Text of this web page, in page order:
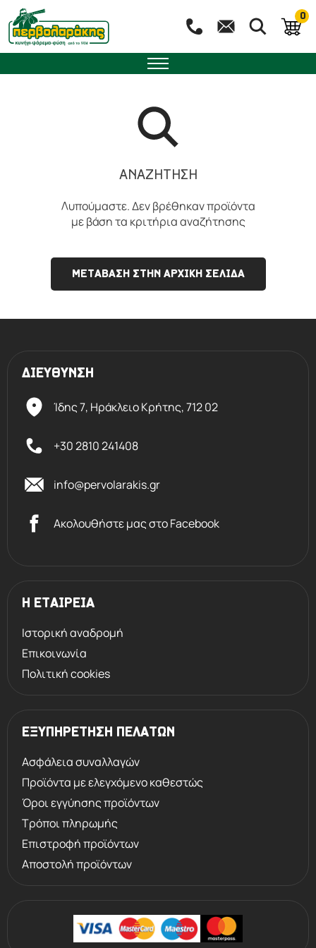
0
ΑΝΑΖΉΤΗΣΗ
Λυπούμαστε. Δεν βρέθηκαν προϊόντα
με βάση τα κριτήρια αναζήτησης
ΜΕΤΑΒΑΣΗ ΣΤΗΝ ΑΡΧΙΚΗ ΣΕΛΙΔΑ
ΔΙΕΥΘΥΝΣΗ
Ίδης 7, Ηράκλειο Kρήτης,712 02
+30 2810 241408
info@pervolarakis.gr
Ακολουθήστε μας στο Facebook
Η ΕΤΑΙΡΕΙΑ
Ιστορική αναδρομή
Επικοινωνία
Πολιτική cookies
ΕΞΥΠΗΡΕΤΗΣΗ ΠΕΛΑΤΩΝ
Ασφάλεια συναλλαγών
Προϊόντα με ελεγχόμενο καθεστώς
Όροι εγγύησης προϊόντων
Τρόποι πληρωμής
Επιστροφή προϊόντων
Αποστολή προϊόντων